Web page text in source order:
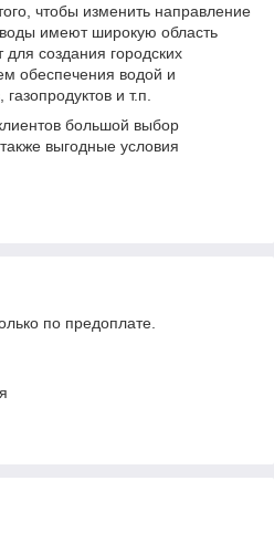
чтобы изменить направление
имеют широкую область
создания городских
обеспечения водой и
и т.п.
большой выбор
выгодные условия
по предоплате.